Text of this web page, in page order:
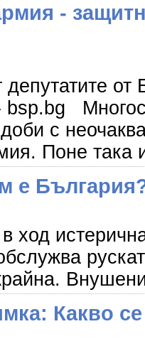
-
депутатите
с
Поне така
е
ход
Какво